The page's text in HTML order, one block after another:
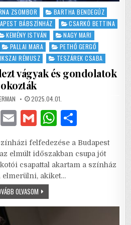
ZSOMBOR
BARTHA BENDEGÚZ
BÁBSZÍNHÁZ
CSARKÓ BETTINA
KEMÉNY ISTVÁN
NAGY MARI
PALLAI MARA
PETHŐ GERGŐ
RÉMUSZ TESZÁREK CSABA
vágyak és gondolatok
okozták
PUBLISHED
DATE:
2025.04.01.
T
r
E
ai
l
G
ai
l
W
at
s
A
ar
e
felfedezése a Budapest
elmúlt időszakban csupa jót
csapattal akartam a színház
elmerülni, akiket…
OLVASOMPEER
GYNT
–